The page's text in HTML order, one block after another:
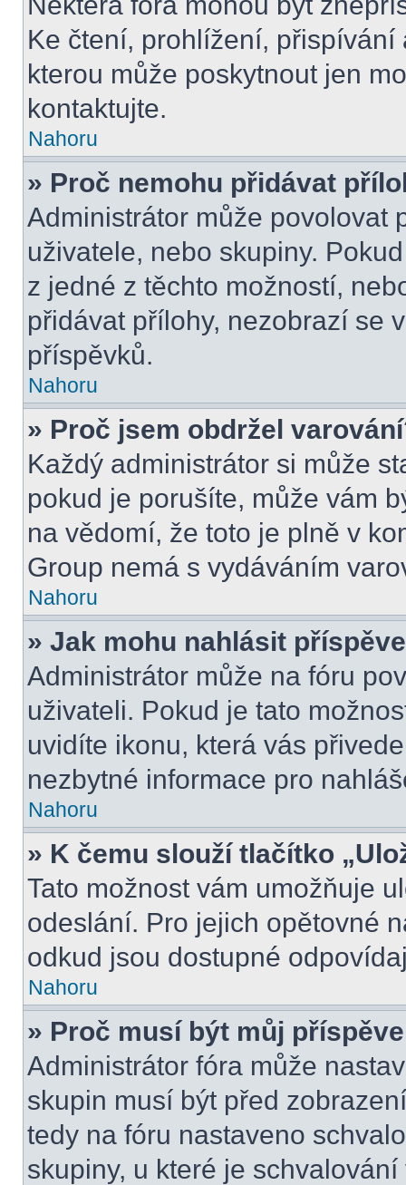
Ke čtení, prohlížení,
kterou může poskytnout jen
kontaktujte.
Nahoru
» Proč nemohu přidávat
Administrátor může povolovat
uživatele, nebo skupiny.
z jedné z těchto možností,
přidávat přílohy, nezobrazí se
příspěvků.
Nahoru
» Proč jsem obdržel
Každý administrátor si může
pokud je porušíte, může vám
na vědomí, že toto je plně v
Group nemá s vydáváním
Nahoru
» Jak mohu nahlásit
Administrátor může na fóru
uživateli. Pokud je tato
uvidíte ikonu, která vás
nezbytné informace pro
Nahoru
» K čemu slouží tlačítko
Tato možnost vám umožňuje
odeslání. Pro jejich opětovné
odkud jsou dostupné
Nahoru
» Proč musí být můj
Administrátor fóra může
skupin musí být před
tedy na fóru nastaveno
skupiny, u které je